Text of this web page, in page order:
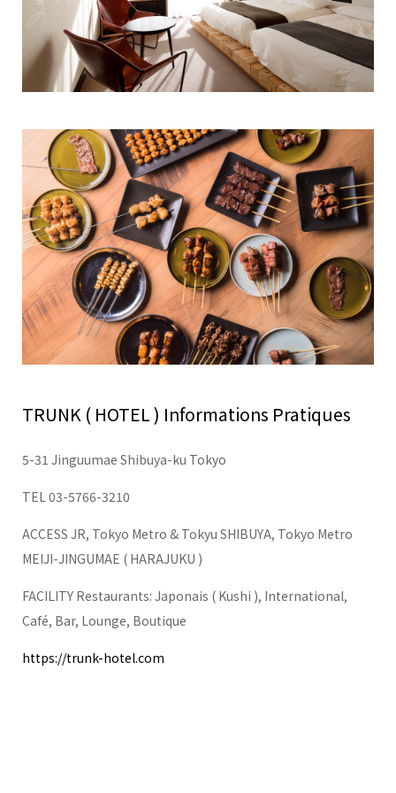
TRUNK ( HOTEL ) Informations Pratiques
5-31 Jinguumae Shibuya-ku Tokyo
TEL 03-5766-3210
ACCESS JR, Tokyo Metro & Tokyu SHIBUYA, Tokyo Metro
MEIJI-JINGUMAE ( HARAJUKU )
FACILITY Restaurants: Japonais ( Kushi ), International,
Café, Bar, Lounge, Boutique
https://trunk-hotel.com